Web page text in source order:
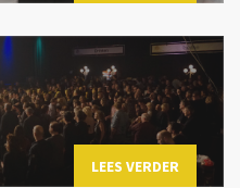
LEES VERDER